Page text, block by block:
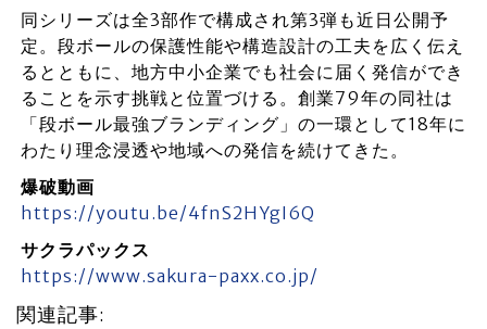
同シリーズは全3部作で構成され第3弾も近日公開予
定。段ボールの保護性能や構造設計の工夫を広く伝え
るとともに、地方中小企業でも社会に届く発信ができ
ることを示す挑戦と位置づける。創業79年の同社は
「段ボール最強ブランディング」の一環として18年に
わたり理念浸透や地域への発信を続けてきた。
爆破動画
https://youtu.be/4fnS2HYgI6Q
サクラパックス
https://www.sakura-paxx.co.jp/
関連記事: